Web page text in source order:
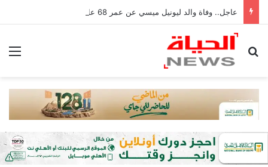
عاجل.. وفاة والد ليونيل ميسي عن عمر 68 عامًا في الأرجنتين
بحث عن